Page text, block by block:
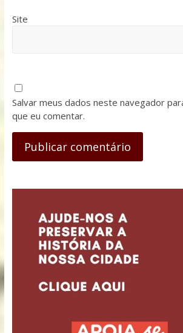
Site
Salvar meus dados neste navegador
que eu comentar.